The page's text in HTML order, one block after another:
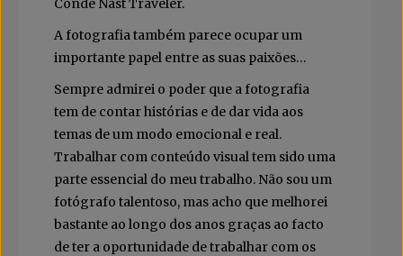
Condé Nast Traveler.
A fotografia também parece ocupar um
importante papel entre as suas paixões…
Sempre admirei o poder que a fotografia
tem de contar histórias e de dar vida aos
temas de um modo emocional e real.
Trabalhar com conteúdo visual tem sido uma
parte essencial do meu trabalho. Não sou um
fotógrafo talentoso, mas acho que melhorei
bastante ao longo dos anos graças ao facto
de ter a oportunidade de trabalhar com os